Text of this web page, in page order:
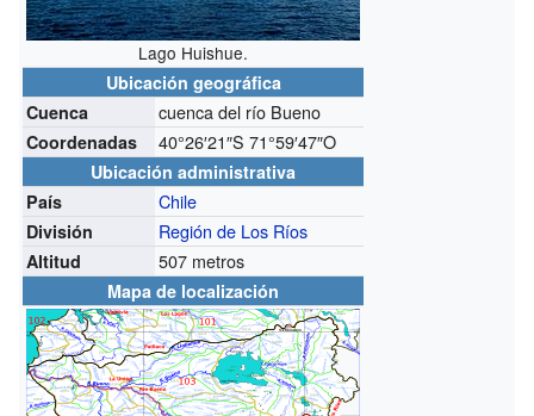
Lago Huishue.
Ubicación geográfica
Cuenca
cuenca del río Bueno
Coordenadas 40°26′21″S 71°59′47″O
Ubicación administrativa
País
Chile
División Región de Los Ríos
Altitud 507 metros
Mapa de localización